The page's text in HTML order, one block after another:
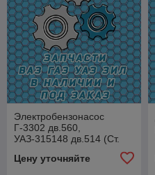
Электробензонасос
Г-3302 дв.560,
УАЗ-315148 дв.514 (Ст.
Цену уточняйте